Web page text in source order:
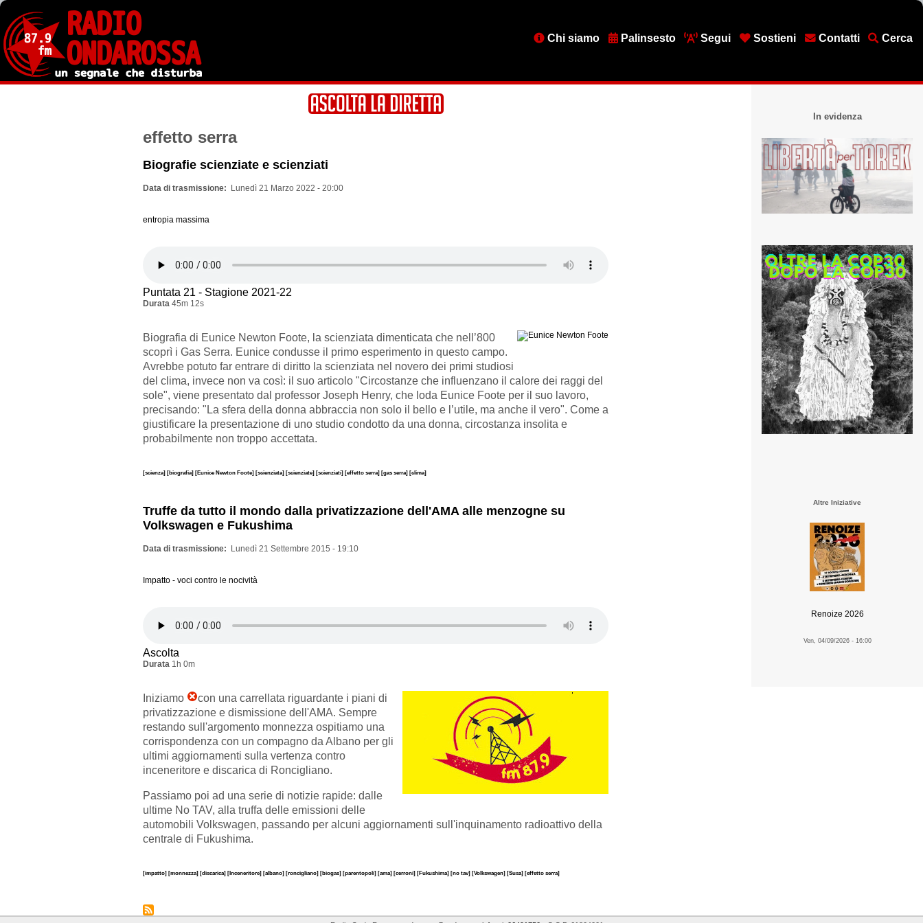
Salta
contenuto
principale
MenuChi siamo Palinsesto Segui Sostieni Contatti Cerca
effetto serra
Biografie scienziate e scienziati
Data di trasmissione Lunedì 21 Marzo 2022 - 20:00
entropia massima
Puntata 21 - Stagione 2021-22
Durata 45m 12s
Biografia di Eunice Newton Foote, la scienziata dimenticata che nell’800
scoprì i Gas Serra. Eunice condusse il primo esperimento in questo campo.
Avrebbe potuto far entrare di diritto la scienziata nel novero dei primi studiosi
del clima, invece non va così: il suo articolo "Circostanze che influenzano il calore dei raggi del
sole", viene presentato dal professor Joseph Henry, che loda Eunice Foote per il suo lavoro,
precisando: "La sfera della donna abbraccia non solo il bello e l’utile, ma anche il vero". Come a
giustificare la presentazione di uno studio condotto da una donna, circostanza insolita e
probabilmente non troppo accettata.
[scienza] [biografia] [Eunice Newton Foote] [scienziata] [scienziate] [scienziati] [effetto serra] [gas serra] [clima]
Truffe da tutto il mondo dalla privatizzazione dell'AMA alle menzogne su
Volkswagen e Fukushima
Data di trasmissione Lunedì 21 Settembre 2015 - 19:10
Impatto - voci contro le nocività
Ascolta
Durata 1h 0m
Iniziamo
con una carrellata riguardante i piani di
privatizzazione e dismissione dell'AMA. Sempre
restando sull'argomento monnezza ospitiamo una
corrispondenza con un compagno da Albano per gli
ultimi aggiornamenti sulla vertenza contro
inceneritore e discarica di Roncigliano.
Passiamo poi ad una serie di notizie rapide: dalle
ultime No TAV, alla truffa delle emissioni delle
automobili Volkswagen, passando per alcuni aggiornamenti sull'inquinamento radioattivo della
centrale di Fukushima.
[impatto] [monnezza] [discarica] [Inceneritore] [albano] [roncigliano] [biogas] [parentopoli] [ama] [cerroni] [Fukushima] [no tav] [Volkswagen] [Susa] [effetto serra]
In evidenza
Altre Iniziative
Renoize 2026
Ven, 04/09/2026 - 16:00